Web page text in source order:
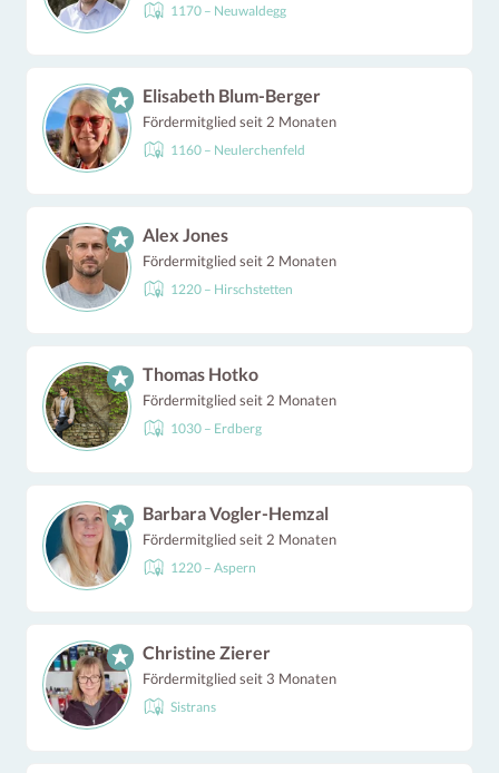
1170 – Neuwaldegg
Elisabeth Blum-Berger
Fördermitglied seit 2 Monaten
1160 – Neulerchenfeld
Alex Jones
Fördermitglied seit 2 Monaten
1220 – Hirschstetten
Thomas Hotko
Fördermitglied seit 2 Monaten
1030 – Erdberg
Barbara Vogler-Hemzal
Fördermitglied seit 2 Monaten
1220 – Aspern
Christine Zierer
Fördermitglied seit 3 Monaten
Sistrans